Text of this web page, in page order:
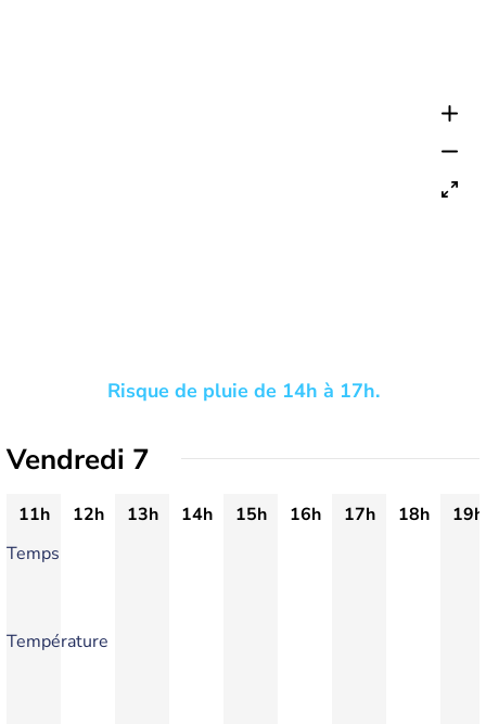
Risque de pluie de 14h à 17h.
Vendredi 7
11h 12h 13h 14h 15h 16h 17h 18h
19h
Temps
Température